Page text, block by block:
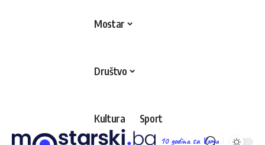
10 godina sa Vama
Mostar
Društvo
Kultura Sport